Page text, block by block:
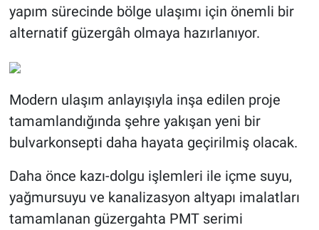
yapım sürecinde bölge ulaşımı için önemli bir
alternatif güzergâh olmaya hazırlanıyor.
Modern ulaşım anlayışıyla inşa edilen proje
tamamlandığında şehre yakışan yeni bir
bulvarkonsepti daha hayata geçirilmiş olacak.
Daha önce kazı-dolgu işlemleri ile içme suyu,
yağmursuyu ve kanalizasyon altyapı imalatları
tamamlanan güzergahta PMT serimi